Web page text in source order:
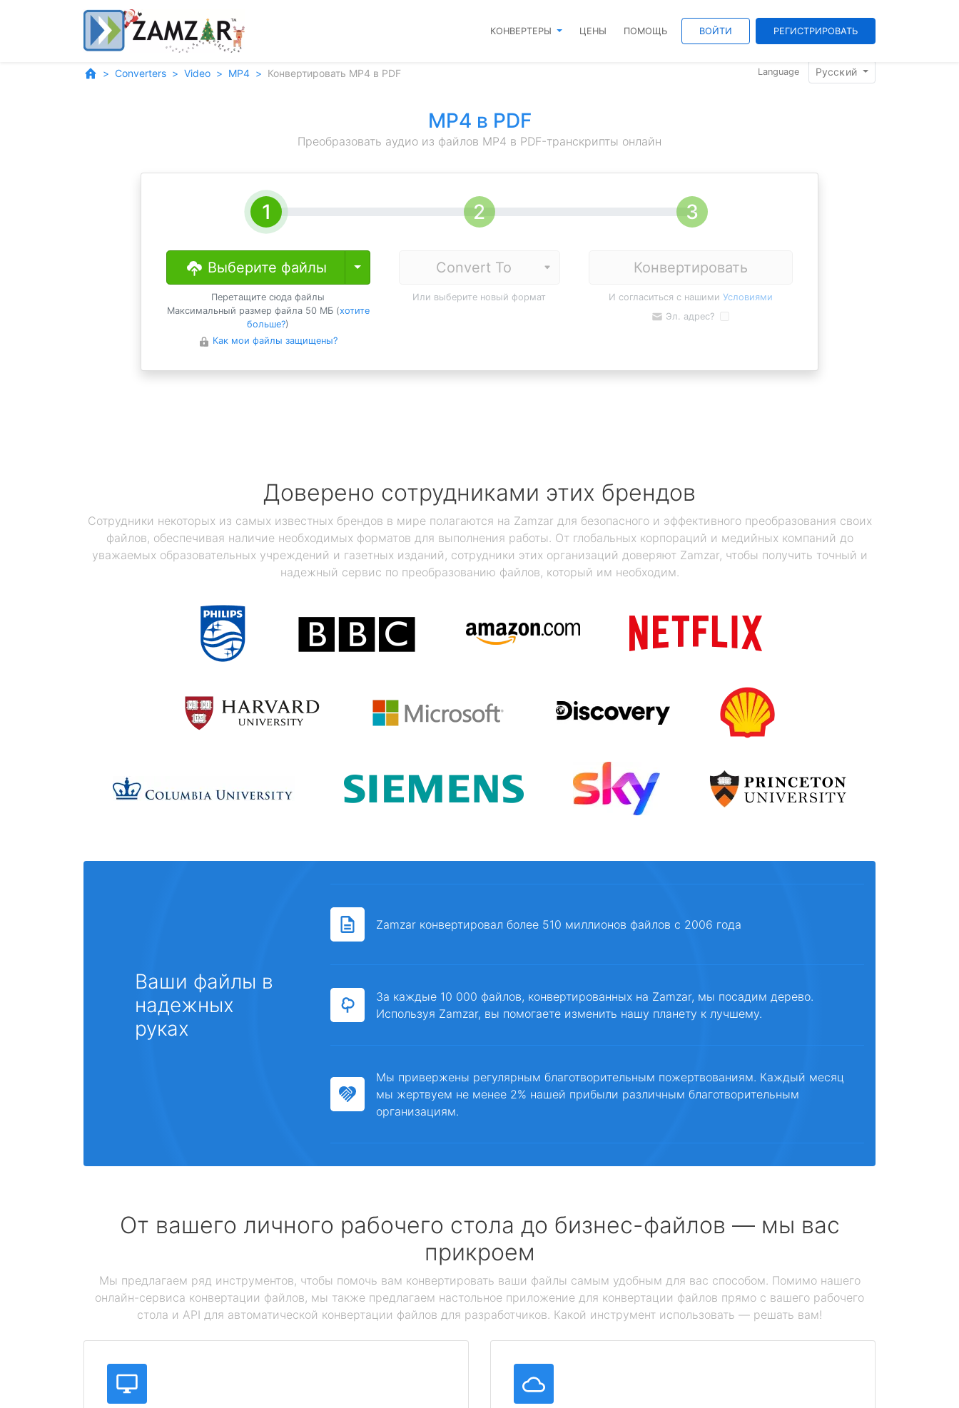
КОНВЕРТЕРЫ ЦЕНЫ ПОМОЩЬ ВОЙТИ РЕГИСТРИРОВАТЬ
Converters Video MP4 Конвертировать MP4 в PDF Language Pyccĸий
MP4 в PDF
Преобразовать аудио из файлов MP4 в PDF-транскрипты онлайн
Выберите файлы Toggle Dropdown
Перетащите сюда файлы
Максимальный размер файла 50 МБ (хотите
больше?)
Как мои файлы защищены?
Или выберите новый формат
Конвертировать
И согласиться с нашими Условиями
Эл. адрес?
Доверено сотрудниками этих брендов
Сотрудники некоторых из самых известных брендов в мире полагаются на Zamzar для безопасного и эффективного преобразования своих
файлов, обеспечивая наличие необходимых форматов для выполнения работы. От глобальных корпораций и медийных компаний до
уважаемых образовательных учреждений и газетных изданий, сотрудники этих организаций доверяют Zamzar, чтобы получить точный и
надежный сервис по преобразованию файлов, который им необходим.
Ваши файлы в
надежных
руках
Zamzar конвертировал более 510 миллионов файлов с 2006 года
За каждые 10 000 файлов, конвертированных на Zamzar, мы посадим дерево.
Используя Zamzar, вы помогаете изменить нашу планету к лучшему.
Мы привержены регулярным благотворительным пожертвованиям. Каждый месяц
мы жертвуем не менее 2% нашей прибыли различным благотворительным
организациям.
От вашего личного рабочего стола до бизнес-файлов — мы вас
прикроем
Мы предлагаем ряд инструментов, чтобы помочь вам конвертировать ваши файлы самым удобным для вас способом. Помимо нашего
онлайн-сервиса конвертации файлов, мы также предлагаем настольное приложение для конвертации файлов прямо с вашего рабочего
стола и API для автоматической конвертации файлов для разработчиков. Какой инструмент использовать — решать вам!